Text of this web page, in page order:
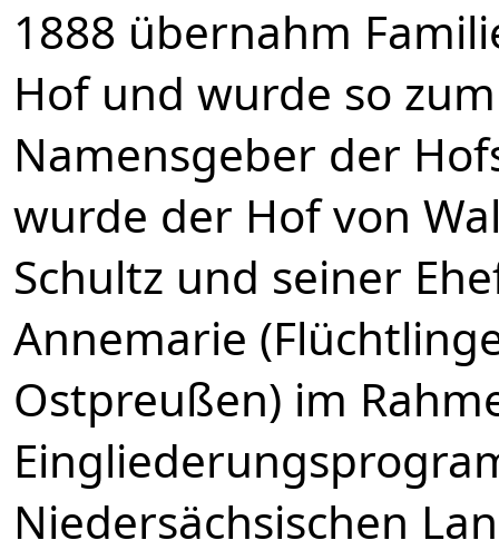
1888 übernahm
Hof und wurde so zum
Namensgeber der
wurde der Hof von
Schultz und seiner
Annemarie
Ostpreußen) im
Niedersächsischen